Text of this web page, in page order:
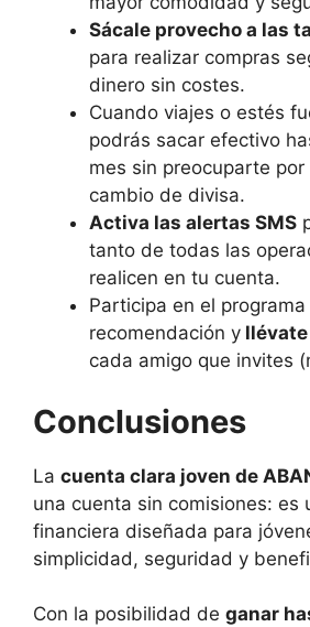
Sácale provecho a las
para realizar compras
dinero sin costes.
Cuando viajes o estés
podrás sacar efectivo
mes sin preocuparte
cambio de divisa.
Activa las alertas SMS
tanto de todas las
realicen en tu cuenta.
Participa en el programa
recomendación y
cada amigo que invites
Conclusiones
La cuenta clara joven de
una cuenta sin comisiones: es
financiera diseñada para
simplicidad, seguridad y
Con la posibilidad de ganar